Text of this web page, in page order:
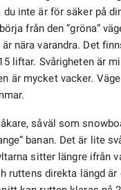
du inte är för säker på
från den ”gröna”
nära varandra. Det
liftar. Svårigheten är
är mycket vacker.
såväl som
banan. Det är lite
sitter längre ifrån
ruttens direkta längd